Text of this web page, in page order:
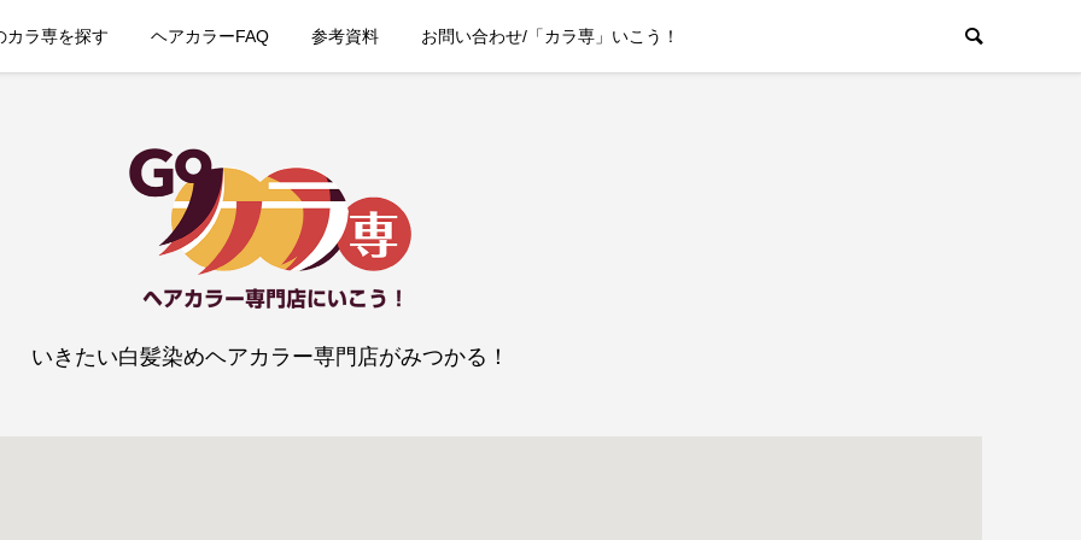
カラ専を探す ヘアカラーFAQ 参考資料 お問い合わせ/「カラ専」いこう！
いきたい白髪染めヘアカラー専門店がみつかる！